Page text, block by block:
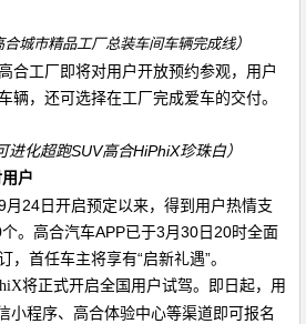
合城市精品工厂总装车间车辆完成线）
合工厂即将对用户开放预约参观，用户
辆，还可选择在工厂完成爱车的交付。
进化超跑SUV高合HiPhiX珍珠白）
户
月24日开启预定以来，得到用户热情支
个。高合汽车APP已于3月30日20时全面
首任车主将享有“启新礼遇”。
将正式开启全国用户试驾。即日起，用
小程序、高合体验中心等渠道即可报名